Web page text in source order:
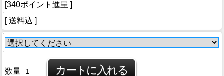
[340ポイント進呈 ]
[ 送料込 ]
数量